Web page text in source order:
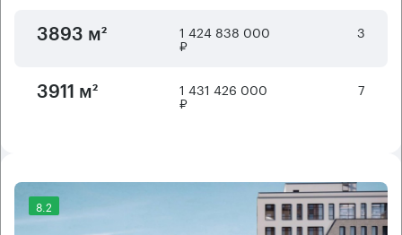
3893 м² 1 424 838 000
₽
3
3911 м² 1 431 426 000
₽
7
8.2